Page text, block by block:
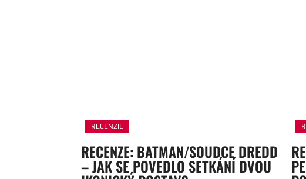
RECENZIE
RECENZE: BATMAN/SOUDCE DREDD
– JAK SE POVEDLO SETKÁNÍ DVOU